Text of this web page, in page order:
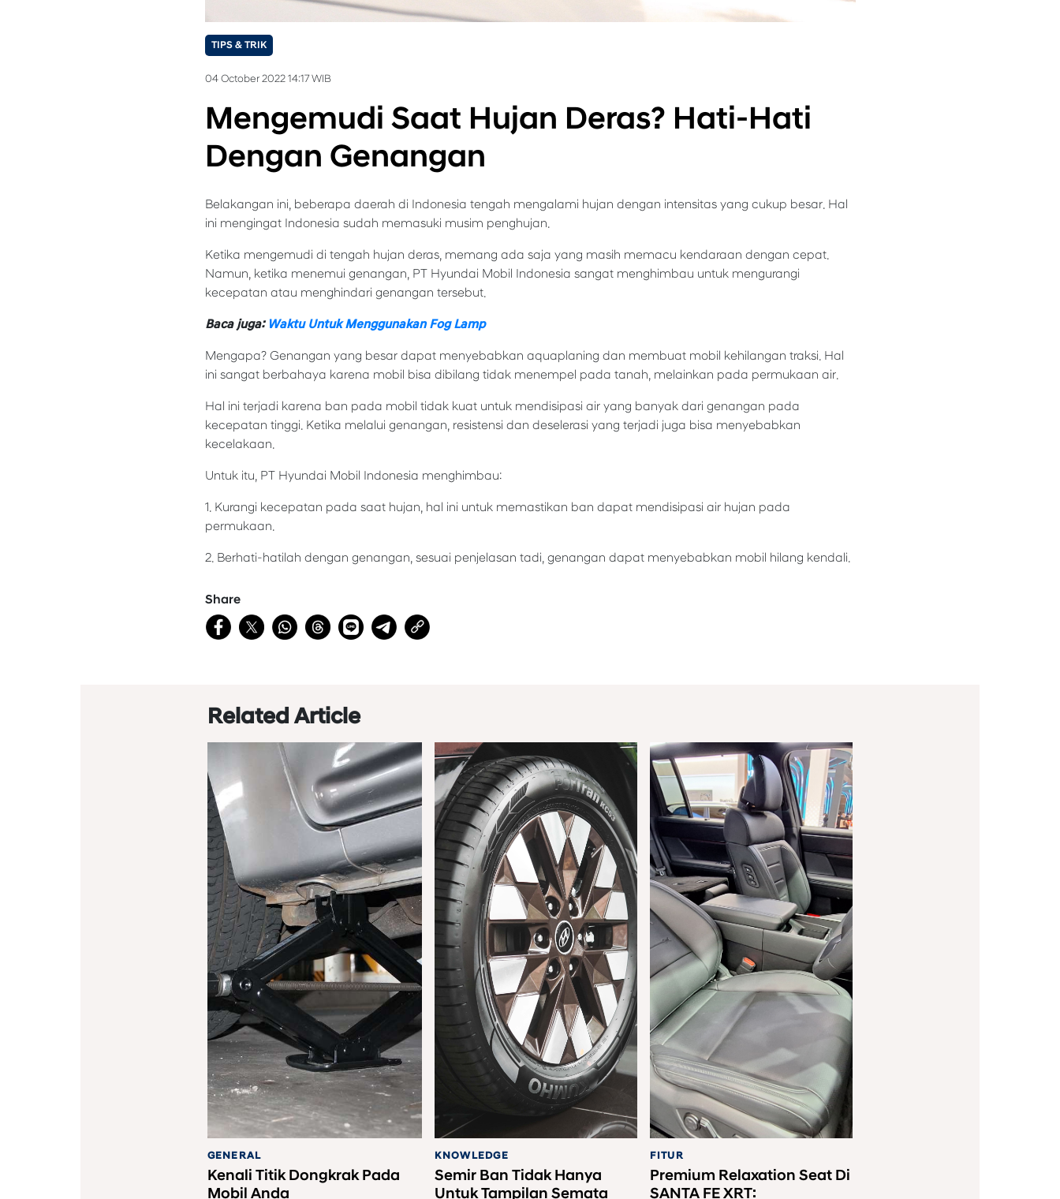
TIPS & TRIK
04 October 2022 14:17 WIB
Mengemudi Saat Hujan Deras? Hati-Hati
Dengan Genangan
Belakangan ini, beberapa daerah di Indonesia tengah mengalami hujan dengan intensitas yang cukup besar. Hal
ini mengingat Indonesia sudah memasuki musim penghujan.
Ketika mengemudi di tengah hujan deras, memang ada saja yang masih memacu kendaraan dengan cepat.
Namun, ketika menemui genangan, PT Hyundai Mobil Indonesia sangat menghimbau untuk mengurangi
kecepatan atau menghindari genangan tersebut.
Baca juga: Waktu Untuk Menggunakan Fog Lamp
Mengapa? Genangan yang besar dapat menyebabkan aquaplaning dan membuat mobil kehilangan traksi. Hal
ini sangat berbahaya karena mobil bisa dibilang tidak menempel pada tanah, melainkan pada permukaan air.
Hal ini terjadi karena ban pada mobil tidak kuat untuk mendisipasi air yang banyak dari genangan pada
kecepatan tinggi. Ketika melalui genangan, resistensi dan deselerasi yang terjadi juga bisa menyebabkan
kecelakaan.
Untuk itu, PT Hyundai Mobil Indonesia menghimbau:
1. Kurangi kecepatan pada saat hujan, hal ini untuk memastikan ban dapat mendisipasi air hujan pada
permukaan.
2. Berhati-hatilah dengan genangan, sesuai penjelasan tadi, genangan dapat menyebabkan mobil hilang kendali.
Share
Related Article
GENERAL
Kenali Titik Dongkrak Pada
Mobil Anda
KNOWLEDGE
Semir Ban Tidak Hanya
Untuk Tampilan Semata
FITUR
Premium Relaxation Seat Di
SANTA FE XRT: